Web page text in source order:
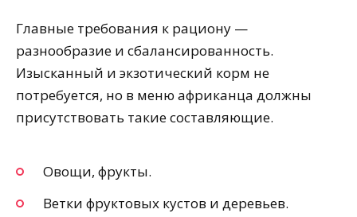
Главные требования к рациону —
разнообразие и сбалансированность.
Изысканный и экзотический корм не
потребуется, но в меню африканца должны
присутствовать такие составляющие.
Овощи, фрукты.
Ветки фруктовых кустов и деревьев.